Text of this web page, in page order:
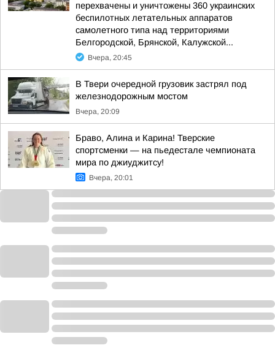
перехвачены и уничтожены 360 украинских
беспилотных летательных аппаратов
самолетного типа над территориями
Белгородской, Брянской, Калужской...
Вчера, 20:45
В Твери очередной грузовик застрял под
железнодорожным мостом
Вчера, 20:09
Браво, Алина и Карина! Тверские
спортсменки — на пьедестале чемпионата
мира по джиуджитсу!
Вчера, 20:01